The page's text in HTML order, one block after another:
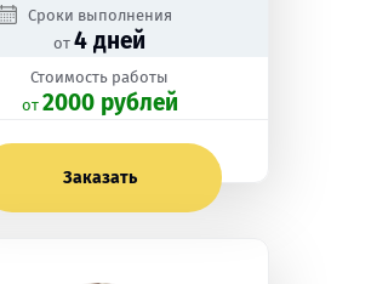
Сроки выполнения
от 4 дней
Стоимость работы
oт 2000 рублей
Заказать